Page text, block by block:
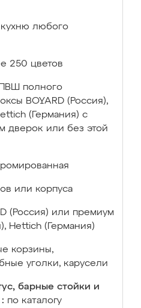
кухню любого
250 цветов
ПВШ полного
BOYARD (Россия),
(Германия) с
дверок или без этой
или корпуса
(Россия) или премиум
Hettich (Германия)
корзины,
уголки, карусели
барные стойки и
по каталогу